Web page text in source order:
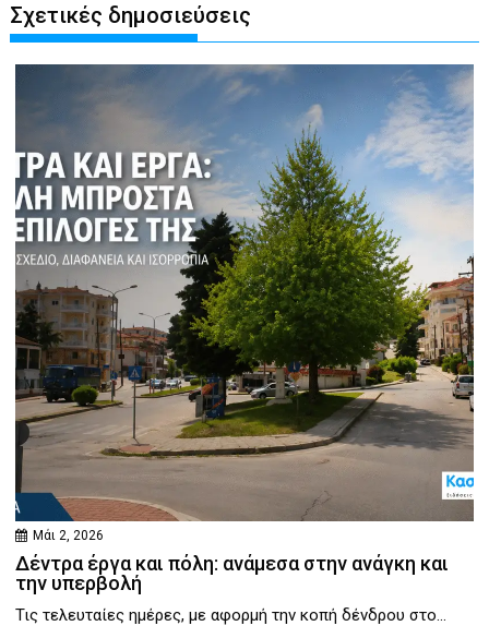
Σχετικές δημοσιεύσεις
Μάι 2, 2026
Δέντρα έργα και πόλη: ανάμεσα στην ανάγκη και
την υπερβολή
Τις τελευταίες ημέρες, με αφορμή την κοπή δένδρου στο...